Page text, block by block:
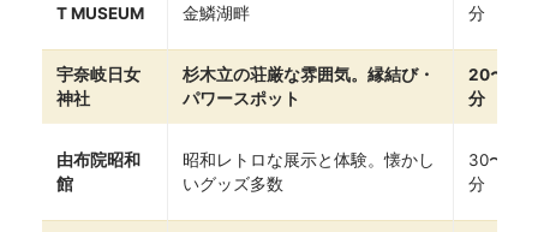
T MUSEUM
金鱗湖畔
分
宇奈岐日女
神社
杉木立の荘厳な雰囲気。縁結び・
パワースポット
20〜30
分
由布院昭和
館
昭和レトロな展示と体験。懐かし
いグッズ多数
30〜60
分